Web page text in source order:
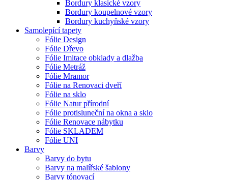
Bordury klasické vzory
Bordury koupelnové vzory
Bordury kuchyňské vzory
Samolepící tapety
Fólie Design
Fólie Dřevo
Fólie Imitace obklady a dlažba
Fólie Metráž
Fólie Mramor
Fólie na Renovaci dveří
Fólie na sklo
Fólie Natur přírodní
Fólie protisluneční na okna a sklo
Fólie Renovace nábytku
Fólie SKLADEM
Fólie UNI
Barvy
Barvy do bytu
Barvy na malířské šablony
Barvy tónovací